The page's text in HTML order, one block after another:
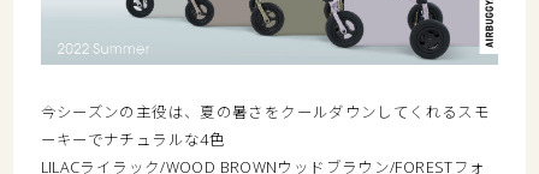
今シーズンの主役は、夏の暑さをクールダウンしてくれるスモ
ーキーでナチュラルな4色
LILACライラック/WOOD BROWNウッドブラウン/FORESTフォ